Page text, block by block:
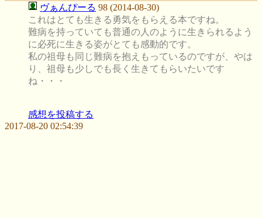
ヴぁんぴーる 98 (2014-08-30)
これはとても生きる勇気をもらえる本ですね。
難病を持っていても普通の人のように生きられるよう
に必死に生きる姿がとても感動的です。
私の祖母も同じ難病を抱えもっているのですが、やは
り、祖母も少しでも長く生きてもらいたいです
ね・・・
感想を投稿する
2017-08-20 02:54:39